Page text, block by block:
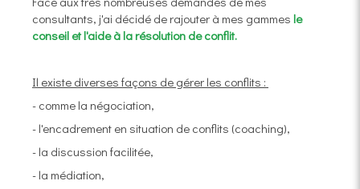
consultants, j'ai décidé de rajouter à mes gammes le
conseil et l'aide à la résolution de conflit.
Il existe diverses façons de gérer les conflits :
- comme la négociation,
- l'encadrement en situation de conflits (coaching),
- la discussion facilitée,
- la médiation,